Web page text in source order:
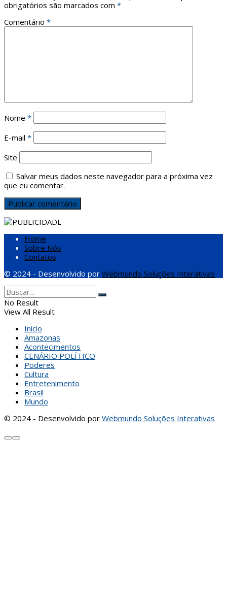
obrigatórios são marcados com *
Comentário *
Nome *
E-mail *
Site
Salvar meus dados neste navegador para a próxima vez
que eu comentar.
Home
Sobre Nós
Contatos
© 2024 - Desenvolvido por Webmundo Soluções Interativas
No Result
View All Result
Início
Amazonas
Acontecimentos
CENÁRIO POLÍTICO
Poderes
Cultura
Entretenimento
Brasil
Mundo
© 2024 - Desenvolvido por Webmundo Soluções Interativas